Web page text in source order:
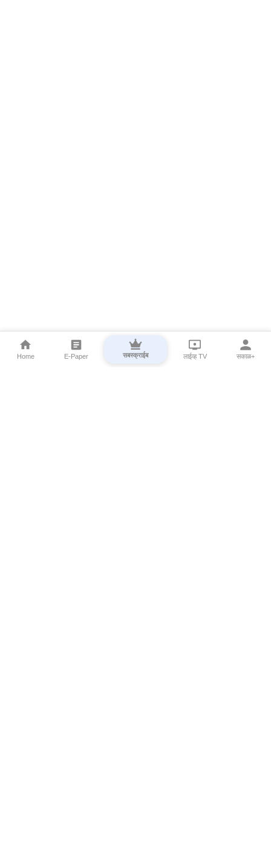
Home E-Paper सबस्क्राईब लाईव्ह TV सकाळ+